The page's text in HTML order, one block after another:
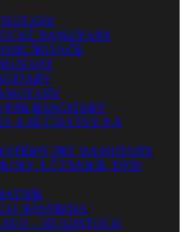
BASGITARY
PRE BASGITARY
A SÚČIASTKY NA
PRE BASGITARY
UČEBNICE, DVD
NÁSTROJA
– HEADSTOCK